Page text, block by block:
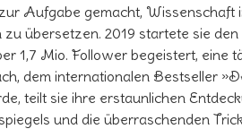
Aufgabe gemacht, Wissenschaft
übersetzen. 2019 startete sie
1,7 Mio. Follower begeistert, eine
dem internationalen Bestseller
teilt sie ihre erstaunlichen
und die überraschenden